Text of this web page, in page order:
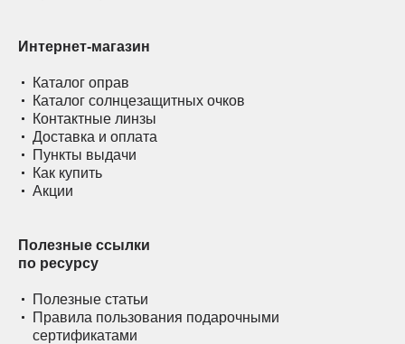
Интернет-магазин
Каталог оправ
Каталог солнцезащитных очков
Контактные линзы
Доставка и оплата
Пункты выдачи
Как купить
Акции
Полезные ссылки
по ресурсу
Полезные статьи
Правила пользования подарочными
сертификатами